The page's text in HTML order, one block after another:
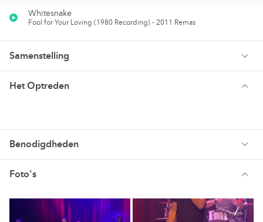
Whitesnake
Fool for Your Loving (1980 Recording) - 2011 Remas
Samenstelling
Het Optreden
Benodigdheden
Foto's